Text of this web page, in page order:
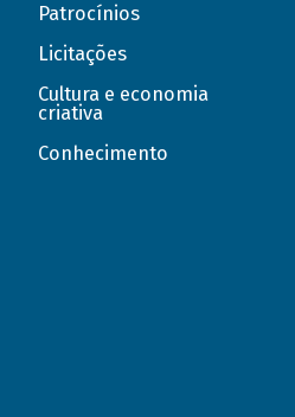
Patrocínios
Licitações
Cultura e economia
criativa
Conhecimento